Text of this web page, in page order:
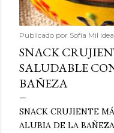
Publicado por Sofía Mil
SNACK
SALUDABLE
BAÑEZA
SNACK CRUJIENTE
ALUBIA DE LA